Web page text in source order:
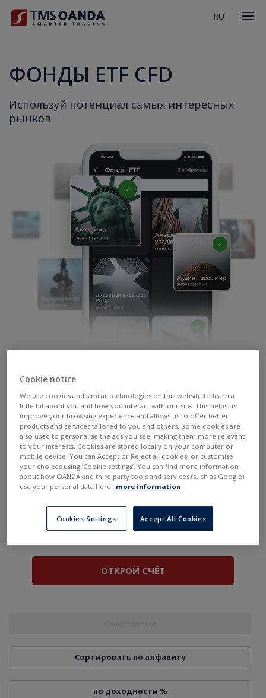
ФОНДЫ ETF CFD
Используй потенциал самых интересных
рынков
Контракты на ETF это:
Современный инструмент для диверсификации
инвестиционного портфеля
Использование потенциала различных секторов
со всего мира
Возможность присоединиться к текущему
инвестиционному тренду
Доступ к готовым корзинам акций с наиболее
здравоохранения, сырья или биотехнологий в
одном приложении.
ОТКРОЙ СЧЁТ
Сортировать по алфавиту
по доходности %
RU
Cookie notice
We use cookies and similar technologies on this website to learn a
little bit about you and how you interact with our site. This helps us
improve your browsing experience and allows us to offer better
products and services tailored to you and others. Some cookies are
also used to personalise the ads you see, making them more relevant
to your interests. Cookies are stored locally on your computer or
mobile device. You can Accept or Reject all cookies, or customise
your choices using ‘Cookie settings’. You can find more information
about how OANDA and third party tools and services (such as Google)
use your personal data here: more information.
Cookies Settings Accept All Cookies